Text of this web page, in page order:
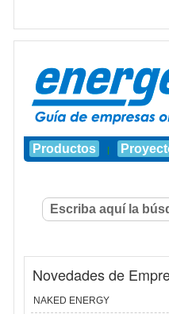
Productos |
Novedades de
NAKED ENERGY